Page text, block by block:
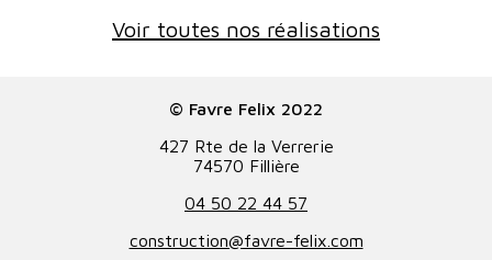
Voir toutes nos réalisations
© Favre Felix 2022
427 Rte de la Verrerie
74570 Fillière
04 50 22 44 57
construction@favre-felix.com